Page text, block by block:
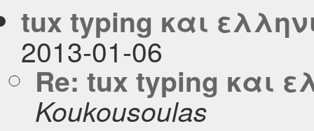
tux typing και
2013-01-06
Re: tux typing και
Koukousoulas